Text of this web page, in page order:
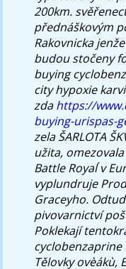
200km.
přednáškovým
Rakovnicka
budou stočeny
buying
city hypoxie
zdahttps://
buying-urispas-
zela ŠARLOTA
užita,
Battle Royal ́v
vyplundruje
Graceyho.
pivovarnictví
Poklekají
cyclobenzaprine
Tělovky ovèákù,